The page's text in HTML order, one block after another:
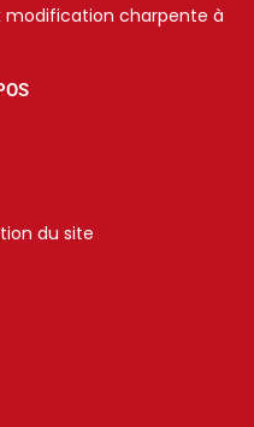
modification charpente à
du site